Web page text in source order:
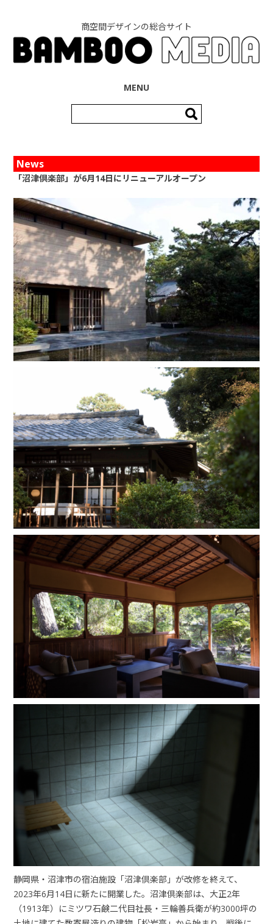
商空間デザインの総合サイト
MENU
索:
News
「沼津倶楽部」が6月14日にリニューアルオープン
静岡県・沼津市の宿泊施設「沼津倶楽部」が改修を終えて、
2023年6月14日に新たに開業した。沼津倶楽部は、大正2年
（1913年）にミツワ石鹸二代目社長・三輪善兵衛が約3000坪の